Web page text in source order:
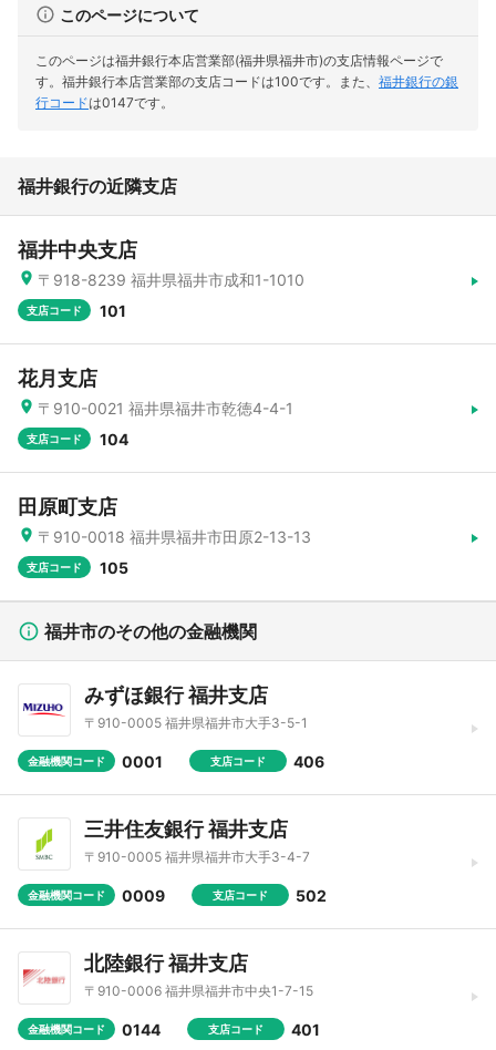
このページについて
このページは福井銀行本店営業部(福井県福井市)の支店情報ページで
す。 福井銀行本店営業部の支店コードは100です。 また、 福井銀行の銀
行コードは0147です。
福井銀行の近隣支店
福井中央支店
〒918-8239 福井県福井市成和1-1010
支店コード 101
花月支店
〒910-0021 福井県福井市乾徳4-4-1
支店コード 104
田原町支店
〒910-0018 福井県福井市田原2-13-13
支店コード 105
福井市のその他の金融機関
みずほ銀行 福井支店
〒910-0005 福井県福井市大手3-5-1
金融機関コード 0001 支店コード 406
三井住友銀行 福井支店
〒910-0005 福井県福井市大手3-4-7
金融機関コード 0009 支店コード 502
北陸銀行 福井支店
〒910-0006 福井県福井市中央1-7-15
金融機関コード 0144 支店コード 401